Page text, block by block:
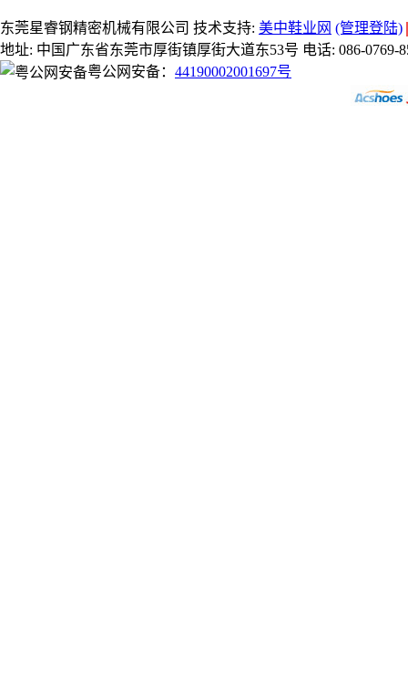
东莞星睿钢精密机械有限公司 技术支持: 美中鞋业网 (管理登陆)
地址: 中国广东省东莞市厚街镇厚街大道东53号 电话: 086-0769-
粤公网安备： 44190002001697号